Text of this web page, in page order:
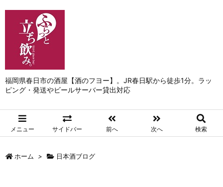
福岡県春日市の酒屋【酒のフヨー】。JR春日駅から徒歩1分。ラッ
ピング・発送やビールサーバー貸出対応
メニュー サイドバー 前へ 次へ 検索
ホーム > 日本酒ブログ